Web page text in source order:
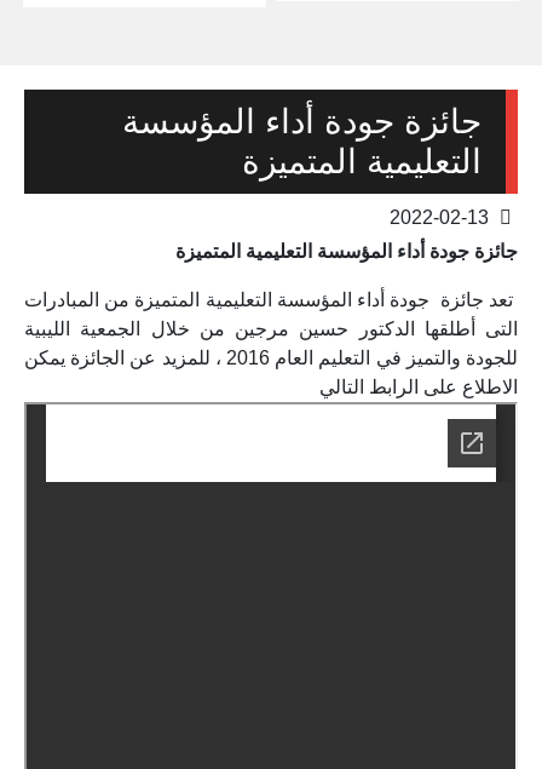
جائزة جودة أداء المؤسسة
التعليمية المتميزة
جائزة جودة أداء المؤسسة التعليمية المتميزة
تعد جائزة جودة أداء المؤسسة التعليمية المتميزة من المبادرات
التى أطلقها الدكتور حسين مرجين من خلال الجمعية الليبية
للجودة والتميز في التعليم العام 2016 ، للمزيد عن الجائزة يمكن
الاطلاع على الرابط التالي